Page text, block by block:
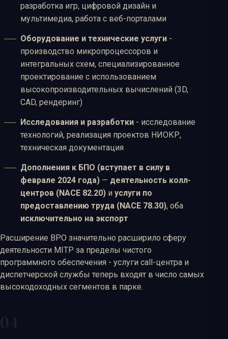
разработка игр, цифровой дизайн и
мультимедиа, работа с веб-порталами
Оборудование и технические услуги -
производство микропроцессоров и
интегральных схем, специализированное
проектирование с использованием
высокопроизводительных вычислений (3D,
CAD, рендеринг)
Исследования и разработки - исследование
технологий, реализация проектов НИОКР,
техническая документация
Дополнения к БПО (вступает в силу в
феврале 2024 года) — деятельность колл-
центров (NACE 82.20) и услуги по
предоставлению труда (NACE 78.30), оба
исключительно на экспорт
Расширение BPO значительно расширило сферу
деятельности MITP за пределы чистого
программного обеспечения - услуги call-центра и
диспетчерской службы теперь входят в число самых
высокодоходных сегментов в парке.